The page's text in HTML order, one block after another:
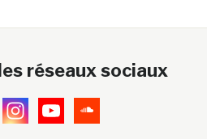
réseaux sociaux